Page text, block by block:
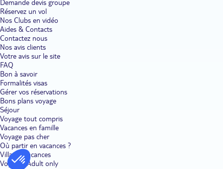
Demande devis groupe
Réservez un vol
Nos Clubs en vidéo
Aides & Contacts
Contactez nous
Nos avis clients
Votre avis sur le site
FAQ
Bon à savoir
Formalités visas
Gérer vos réservations
Bons plans voyage
Séjour
Voyage tout compris
Vacances en famille
Voyage pas cher
Où partir en vacances ?
Villages vacances
Voyages Adult only